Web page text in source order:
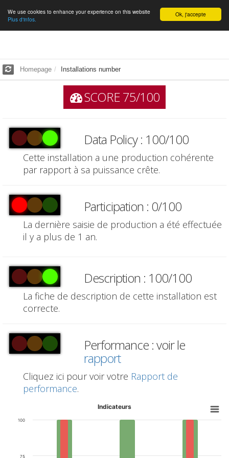
English Ok, j'accepte
We use cookies to enhance your experience on this website
Plus d'infos.
Homepage Installations number
SCORE 75/100
Data Policy : 100/100
Cette installation a une production cohérente
par rapport à sa puissance crête.
Participation : 0/100
La dernière saisie de production a été effectuée
il y a plus de 1 an.
Description : 100/100
La fiche de description de cette installation est
correcte.
Performance : voir le
rapport
Cliquez ici pour voir votre Rapport de
performance.
Indicateurs
75
100